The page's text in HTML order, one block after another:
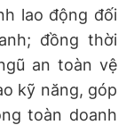
lao động đối
đồng thời
an toàn vệ
kỹ năng, góp
toàn doanh